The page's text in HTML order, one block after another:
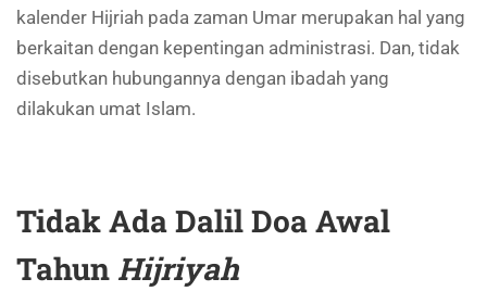
kalender Hijriah pada zaman Umar merupakan hal yang
berkaitan dengan kepentingan administrasi. Dan, tidak
disebutkan hubungannya dengan ibadah yang
dilakukan umat Islam.
Tidak Ada Dalil Doa Awal
Tahun Hijriyah